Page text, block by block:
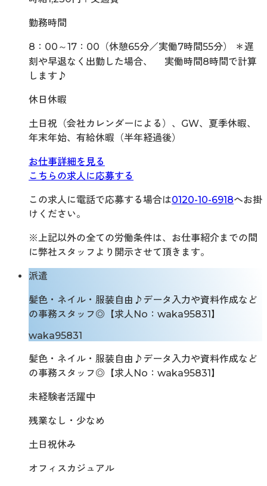
勤務時間
8：00～17：00（休憩65分／実働7時間55分） ＊遅
刻や早退なく出勤した場合、 実働時間8時間で計算
します♪
休日休暇
土日祝（会社カレンダーによる）、GW、夏季休暇、
年末年始、有給休暇（半年経過後）
お仕事詳細を見る
こちらの求人に応募する
この求人に電話で応募する場合は0120-10-6918へお掛
けください。
※上記以外の全ての労働条件は、お仕事紹介までの間
に弊社スタッフより開示させて頂きます。
派遣
髪色・ネイル・服装自由♪データ入力や資料作成など
の事務スタッフ◎【求人No：waka95831】
waka95831
髪色・ネイル・服装自由♪データ入力や資料作成など
の事務スタッフ◎【求人No：waka95831】
未経験者活躍中
残業なし・少なめ
土日祝休み
オフィスカジュアル